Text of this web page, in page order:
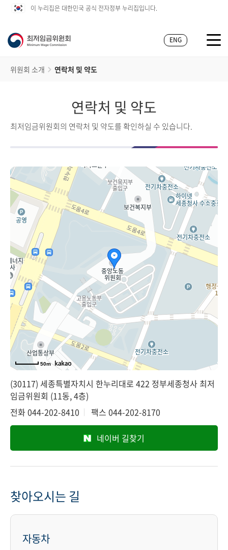
이 누리집은 대한민국 공식 전자정부 누리집입니다.
ENG
위원회 소개 연락처 및 약도
연락처 및 약도
최저임금위원회의 연락처 및 약도를 확인하실 수 있습니다.
50m
(30117) 세종특별자치시 한누리대로 422 정부세종청사 최저
임금위원회 (11동, 4층)
전화044-202-8410 팩스 044-202-8170
네이버 길찾기
찾아오시는 길
자동차